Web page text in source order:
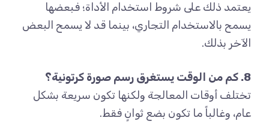
يعتمد ذلك على شروط استخدام الأداة؛ فبعضها
يسمح بالاستخدام التجاري، بينما قد لا يسمح البعض
الآخر بذلك.
تختلف أوقات المعالجة ولكنها تكون سريعة بشكل
عام، وغالباً ما تكون بضع ثوانٍ فقط.